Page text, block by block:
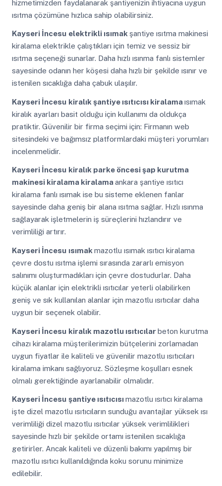
hizmetimizden faydalanarak şantiyenizin ihtiyacına uygun
ısıtma çözümüne hızlıca sahip olabilirsiniz.
Kayseri İncesu elektrikli ısımak şantiye ısıtma makinesi
kiralama elektrikle çalıştıkları için temiz ve sessiz bir
ısıtma seçeneği sunarlar. Daha hızlı ısınma fanlı sistemler
sayesinde odanın her köşesi daha hızlı bir şekilde ısınır ve
istenilen sıcaklığa daha çabuk ulaşılır.
Kayseri İncesu kiralık şantiye ısıtıcısı kiralamaısımak
kiralık ayarları basit olduğu için kullanımı da oldukça
pratiktir. Güvenilir bir firma seçimi için: Firmanın web
sitesindeki ve bağımsız platformlardaki müşteri yorumları
incelenmelidir.
Kayseri İncesu kiralık parke öncesi şap kurutma
makinesi kiralama kiralamaankara şantiye ısıtıcı
kiralama fanlı ısımak ise bu sisteme eklenen fanlar
sayesinde daha geniş bir alana ısıtma sağlar. Hızlı ısınma
sağlayarak işletmelerin iş süreçlerini hızlandırır ve
verimliliği artırır.
Kayseri İncesu ısımak mazotlu ısımak ısıtıcı kiralama
çevre dostu ısıtma işlemi sırasında zararlı emisyon
salınımı oluşturmadıkları için çevre dostudurlar. Daha
küçük alanlar için elektrikli ısıtıcılar yeterli olabilirken
geniş ve sık kullanılan alanlar için mazotlu ısıtıcılar daha
uygun bir seçenek olabilir.
Kayseri İncesu kiralık mazotlu ısıtıcılar beton kurutma
cihazı kiralama müşterilerimizin bütçelerini zorlamadan
uygun fiyatlar ile kaliteli ve güvenilir mazotlu ısıtıcıları
kiralama imkanı sağlıyoruz. Sözleşme koşulları esnek
olmalı gerektiğinde ayarlanabilir olmalıdır.
Kayseri İncesu şantiye ısıtıcısımazotlu ısıtıcı kiralama
işte dizel mazotlu ısıtıcıların sunduğu avantajlar yüksek ısı
verimliliği dizel mazotlu ısıtıcılar yüksek verimlilikleri
sayesinde hızlı bir şekilde ortamı istenilen sıcaklığa
getirirler. Ancak kaliteli ve düzenli bakımı yapılmış bir
mazotlu ısıtıcı kullanıldığında koku sorunu minimize
edilebilir.